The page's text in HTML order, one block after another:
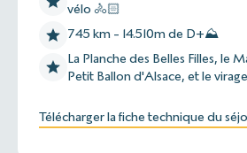
vélo 🚴🏻
745 km - 14.510m de D+⛰
La Planche des Belles Filles, le
Petit Ballon d'Alsace, et le
Télécharger la fiche technique du